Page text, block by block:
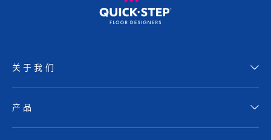
关于我们
产品